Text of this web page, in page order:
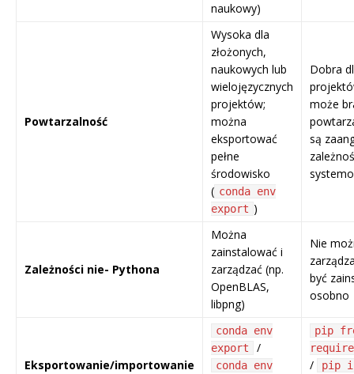
naukowy)
Powtarzalność
Wysoka dla
złożonych,
naukowych lub
wielojęzycznych
projektów;
można
eksportować
pełne
środowisko
( conda env
export )
Dobra
może
są
Zależności nie- Pythona
Można
zainstalować i
zarządzać (np.
OpenBLAS,
libpng)
Nie
być
osobno
Eksportowanie/importowanie
conda env
export
/
conda env
pip
/
pip